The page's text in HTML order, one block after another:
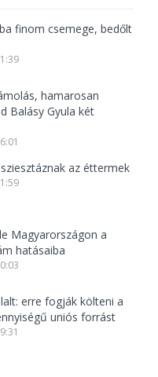
finom csemege, bedőlt
hamarosan
Balásy Gyula két
az éttermek
Magyarországon a
hatásaiba
erre fogják költeni a
uniós forrást